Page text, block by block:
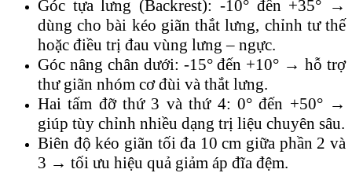
Góc tựa lưng (Backrest): -10° đến +35° →
dùng cho bài kéo giãn thắt lưng, chỉnh tư thế
hoặc điều trị đau vùng lưng – ngực.
Góc nâng chân dưới: -15° đến +10° → hỗ trợ
thư giãn nhóm cơ đùi và thắt lưng.
Hai tấm đỡ thứ 3 và thứ 4: 0° đến +50° →
giúp tùy chỉnh nhiều dạng trị liệu chuyên sâu.
Biên độ kéo giãn tối đa 10 cm giữa phần 2 và
3 → tối ưu hiệu quả giảm áp đĩa đệm.